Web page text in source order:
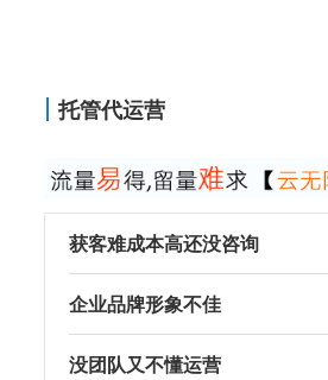
托管代运营
获客难成本高还没咨询
企业品牌形象不佳
没团队又不懂运营